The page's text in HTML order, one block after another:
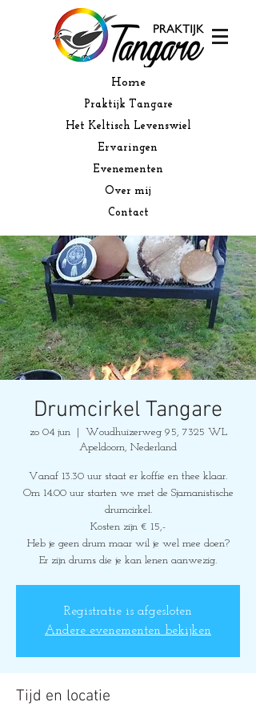
Home
Praktijk Tangare
Het Keltisch Levenswiel
Ervaringen
Evenementen
Over mij
Contact
Drumcirkel Tangare
zo 04 jun
  |
Woudhuizerweg 95, 7325 WL
Apeldoorn, Nederland
Vanaf 13.30 uur staat er koffie en thee klaar.
Om 14.00 uur starten we met de Sjamanistische
drumcirkel.
Kosten zijn € 15,-
Heb je geen drum maar wil je wel mee doen?
Er zijn drums die je kan lenen aanwezig.
Registratie is afgesloten
Andere evenementen bekijken
Tijd en locatie